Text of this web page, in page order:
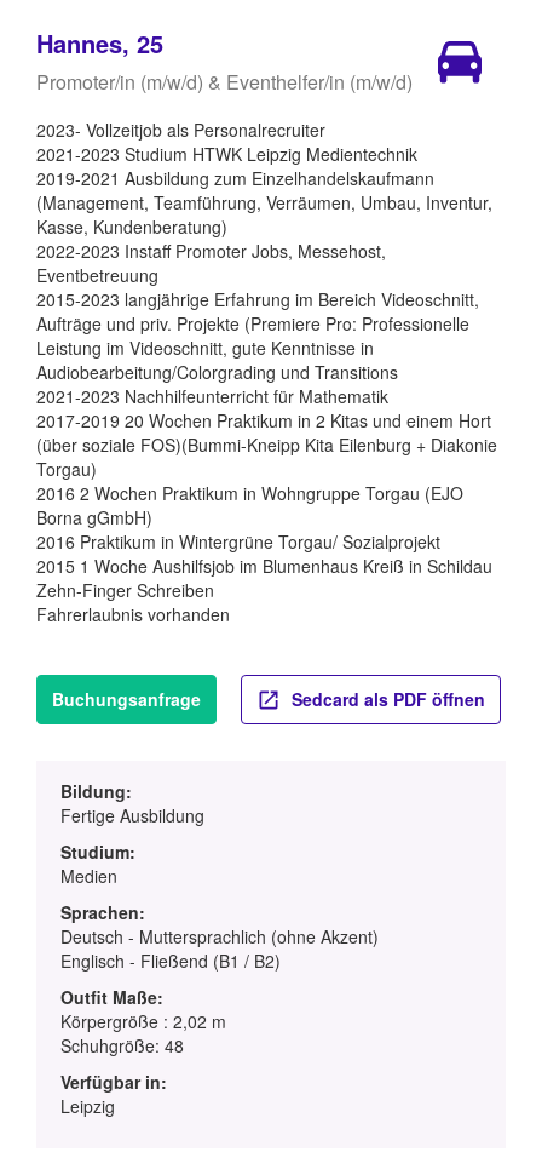
Hannes, 25
Promoter/in (m/w/d) & Eventhelfer/in (m/w/d)
2023- Vollzeitjob als Personalrecruiter
2021-2023 Studium HTWK Leipzig Medientechnik
2019-2021 Ausbildung zum Einzelhandelskaufmann
(Management, Teamführung, Verräumen, Umbau, Inventur,
Kasse, Kundenberatung)
2022-2023 Instaff Promoter Jobs, Messehost,
Eventbetreuung
2015-2023 langjährige Erfahrung im Bereich Videoschnitt,
Aufträge und priv. Projekte (Premiere Pro: Professionelle
Leistung im Videoschnitt, gute Kenntnisse in
Audiobearbeitung/Colorgrading und Transitions
2021-2023 Nachhilfeunterricht für Mathematik
2017-2019 20 Wochen Praktikum in 2 Kitas und einem Hort
(über soziale FOS)(Bummi-Kneipp Kita Eilenburg + Diakonie
Torgau)
2016 2 Wochen Praktikum in Wohngruppe Torgau (EJO
Borna gGmbH)
2016 Praktikum in Wintergrüne Torgau/ Sozialprojekt
2015 1 Woche Aushilfsjob im Blumenhaus Kreiß in Schildau
Zehn-Finger Schreiben
Fahrerlaubnis vorhanden
Buchungsanfrage Sedcard als PDF öffnen
Bildung:
Fertige Ausbildung
Studium:
Medien
Sprachen:
Deutsch - Muttersprachlich (ohne Akzent)
Englisch - Fließend (B1 / B2)
Outfit Maße:
Körpergröße : 2,02 m
Schuhgröße: 48
Verfügbar in:
Leipzig